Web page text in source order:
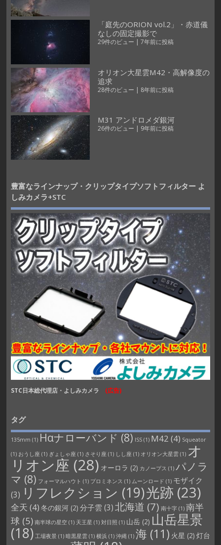
「庭先のORION vol.2」・赤道儀
なしの固定撮影で
29件のビュー | 7年前に投稿
オリオン大星雲M42・高解像度の
追求
28件のビュー | 8年前に投稿
M31 アンドロメダ銀河
26件のビュー | 9年前に投稿
豊富なラインナップ・クリップタイプソフトフィルター よ
しみカメラ+STC
STC日本総代理店・よしみカメラ (広告)
タグ
135mm (1) Hαナローバンド(8) ISS(1) M42 (4) Squeator
(1) おうし座 (1) ぎょしゃ座 (1) さそり座 (1) しし座 (1) オリオン大星雲(1) オ
リオン座 (28) オーロラ (2) カノープス (1) パノラ
マ (8) フォーマルハウト (1) プロミネンス (1) ムーンロード (1) モザイク
(3) リフレクション (19)光跡 (23)
全天 (4) 冬の銀河(2) 分子雲 (3)北海道 (7) 南十字(1) 南半
球 (5) 南半球の星空(1) 天王星 (1) 対日照 (1) 山岳(2) 山岳星景
(18) 工場夜景(1) 暗黒星雲(1) 横浜(1) 沖縄 (1) 海 (11) 火星 (2) 灯台